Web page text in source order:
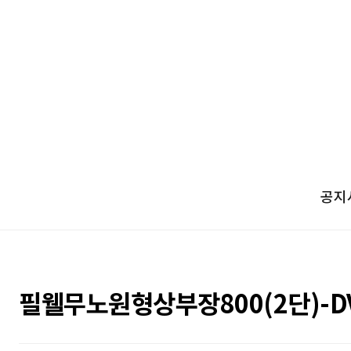
공지
필웰무노원형상부장800(2단)-